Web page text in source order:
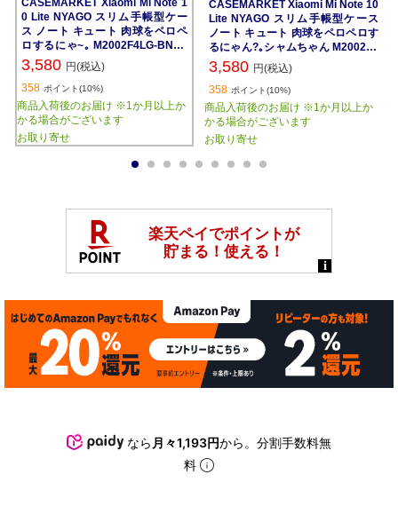
CASEMARKET Xiaomi Mi Note 1
0 Lite NYAGO スリム手帳型ケー
ス ノート キュート 肉球をペロペ
ロするにゃ~｡ M2002F4LG-BNG2
S2095-78
3,580 円(税込)
358 ポイント(10%)
商品入荷後のお届け ※1か月以上か
かる場合がございます
お取り寄せ
CASEMARKET Xiaomi Mi Note 10
Lite NYAGO スリム手帳型ケース
ノート キュート 肉球をペロペロす
るにゃん?｡シャムちゃん M2002F4
LG-BNG2S2245-78
3,580 円(税込)
358 ポイント(10%)
商品入荷後のお届け ※1か月以上か
かる場合がございます
お取り寄せ
なら 月々1,193円から。分割手数料無
料